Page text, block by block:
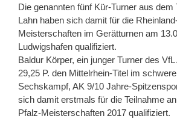
Die genannten fünf Kür-Turner aus dem
Lahn haben sich damit für die
Meisterschaften im Gerätturnen am
Ludwigshafen qualifiziert.
Baldur Körper, ein junger Turner des
29,25 P. den Mittelrhein-Titel im
Sechskampf, AK 9/10 Jahre-
sich damit erstmals für die Teilnahme
Pfalz-Meisterschaften 2017 qualifiziert.